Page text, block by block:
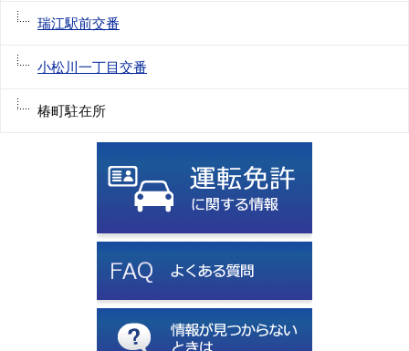
瑞江駅前交番
小松川一丁目交番
椿町駐在所